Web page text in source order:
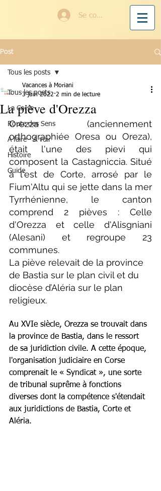
Se connecter
Post
Tous les posts
La Corse
Route des Sens
A faire - A voir
Histoire
Guide
Tous les posts
La piève d'Orezza
Vacances à Moriani
3 juin 2022 2 min de lecture
Orezza (anciennement
orthographiée Oresa ou Oreza),
était l'une des pievi qui
composent la Castagniccia. Situé
à l'est de Corte, arrosé par le
Fium'Altu qui se jette dans la mer
Tyrrhénienne, le canton
comprend 2 pièves : Celle
d'Orezza et celle d'Alisgniani
(Alesani) et regroupe 23
communes.
La piève relevait de la province
de Bastia sur le plan civil et du
diocèse d’Aléria sur le plan
religieux.
Au XVIe siècle, Orezza se trouvait dans
la province de Bastia, dans le ressort
de sa juridiction civile. A cette époque,
l'organisation judiciaire en Corse
comprenait le « Syndicat », une sorte
de tribunal suprême à fonctions
diverses dont la compétence s'étendait
aux juridictions de Bastia, Corte et
Aléria.